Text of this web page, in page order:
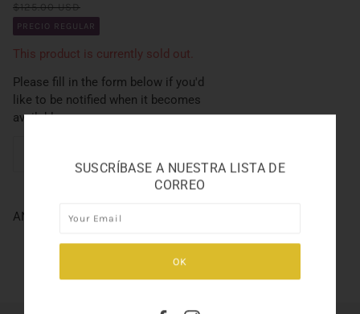
$125.00 USD
PRECIO REGULAR
This product is currently sold out.
Please fill in the form below if you'd
like to be notified when it becomes
available.
ANGEL NOVA EAU DE TOILETTE 3.4
SUSCRÍBASE A NUESTRA LISTA DE
CORREO